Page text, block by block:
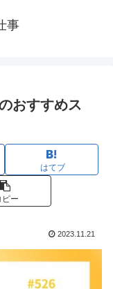
事
おすすめス
はてブ
ピー
2023.11.21